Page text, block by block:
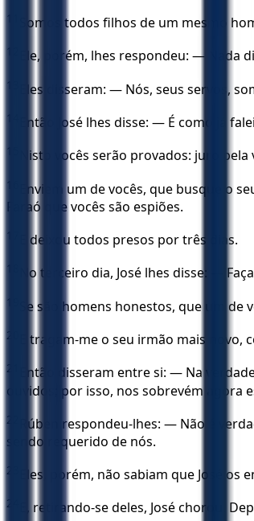
11 Somos todos filhos de um mesmo
12 Ele, porém, lhes respondeu: — Nada
13 Eles disseram: — Nós, seus servos,
14 Então José lhes disse: — É como já
15 Nisto vocês serão provados: juro
16
Enviem um de vocês, que busque o
Faraó que vocês são espiões.
17 E deixou todos presos por três dias.
18 No terceiro dia, José lhes disse: —
19 Se são homens honestos, que um
20 E tragam-me o seu irmão mais
21
Então disseram entre si: — Na
ouvidos; por isso, nos sobrevém agora
22
Rúben respondeu-lhes: — Não é
sendo requerido de nós.
23 Eles, porém, não sabiam que José
24 E, retirando-se deles, José chorou.